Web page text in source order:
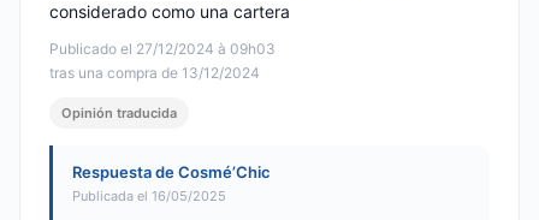
Publicado el 27/12/2024 à 09h03
tras una compra de 13/12/2024
considerado como una cartera
Opinión traducida
Respuesta de Cosmé’Chic
Publicada el 16/05/2025